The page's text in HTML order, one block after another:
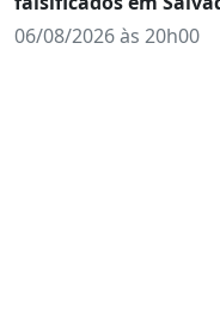
06/08/2026 às 20h00